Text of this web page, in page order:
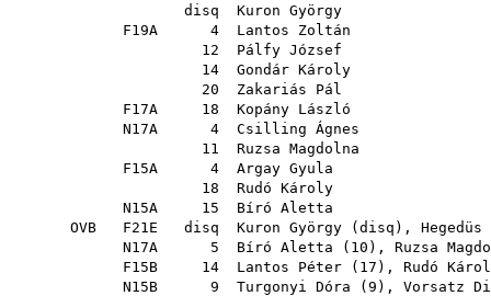
disq
Kuron György
F19A 4
Lantos Zoltán
12
Pálfy József
14
Gondár Károly
20
Zakariás Pál
F17A 18
Kopány László
N17A 4
Csilling Ágnes
11
Ruzsa Magdolna
F15A 4
Argay Gyula
18
Rudó Károly
N15A 15
Bíró Aletta
OVB F21E disq Kuron György ( disq ),
N17A 5 Bíró Aletta ( 10 ), Ruzsa
F15B 14 Lantos Péter ( 17 ), Rudó
N15B 9 Turgonyi Dóra ( 9 ), Vorsatz